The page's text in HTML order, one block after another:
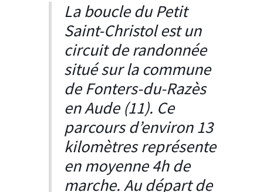
La boucle du Petit
Saint-Christol est un
circuit de randonnée
situé sur la commune
de Fonters-du-Razès
en Aude (11). Ce
parcours d’environ 13
kilomètres représente
en moyenne 4h de
marche. Au départ de